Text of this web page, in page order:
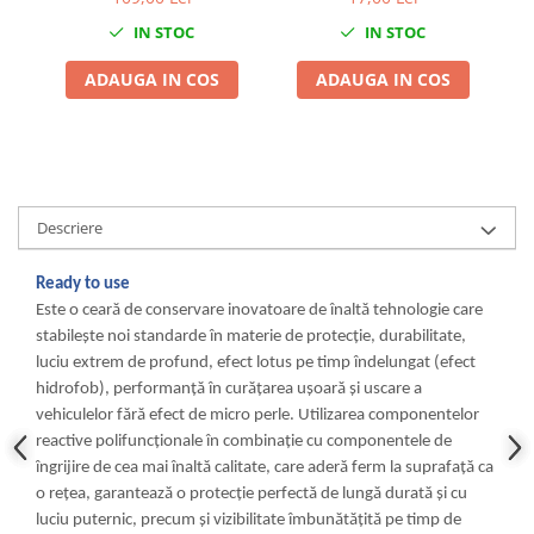
Citroen
Dacia
Ford
Jaguar
Jeep
Lancia
Land Rover
Mazda
Mercedes
Mini
IN STOC
ADAUGA IN COS
IN STOC
ADAUGA IN COS
Descriere
Ready to use
Este o ceară de conservare inovatoare de înaltă tehnologie care
stabilește noi standarde în materie de protecție, durabilitate,
luciu extrem de profund, efect lotus pe timp îndelungat (efect
hidrofob), performanță în curățarea ușoară și uscare a
vehiculelor fără efect de micro perle. Utilizarea componentelor
reactive polifuncționale în combinație cu componentele de
îngrijire de cea mai înaltă calitate, care aderă ferm la suprafață ca
o rețea, garantează o protecție perfectă de lungă durată și cu
luciu puternic, precum și vizibilitate îmbunătățită pe timp de